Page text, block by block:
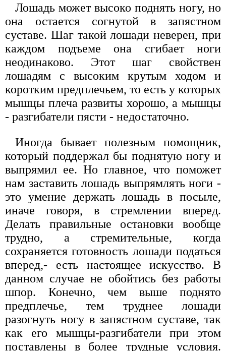
Лошадь может высоко поднять ногу, но
она остается согнутой в запястном
суставе. Шаг такой лошади неверен, при
каждом подъеме она сгибает ноги
неодинаково. Этот шаг свойствен
лошадям с высоким крутым ходом и
коротким предплечьем, то есть у которых
мышцы плеча развиты хорошо, а мышцы
- разгибатели пясти - недостаточно.
Иногда бывает полезным помощник,
который поддержал бы поднятую ногу и
выпрямил ее. Но главное, что поможет
нам заставить лошадь выпрямлять ноги -
это умение держать лошадь в посыле,
иначе говоря, в стремлении вперед.
Делать правильные остановки вообще
трудно, а стремительные, когда
сохраняется готовность лошади податься
вперед,- есть настоящее искусство. В
данном случае не обойтись без работы
шпор. Конечно, чем выше поднято
предплечье, тем труднее лошади
разогнуть ногу в запястном суставе, так
как его мышцы-разгибатели при этом
поставлены в более трудные условия.